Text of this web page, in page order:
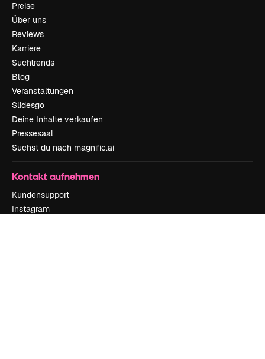
Preise
Über uns
Reviews
Karriere
Suchtrends
Blog
Veranstaltungen
Slidesgo
Deine Inhalte verkaufen
Pressesaal
Suchst du nach magnific.ai
Kontakt aufnehmen
Kundensupport
Instagram